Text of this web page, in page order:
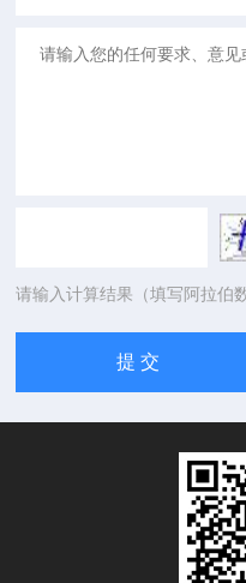
请输入计算结果（填写阿拉伯